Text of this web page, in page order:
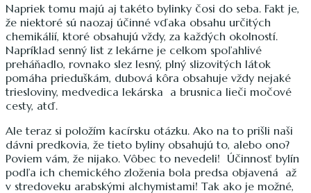
Napriek tomu majú aj takéto bylinky čosi do seba. Fakt je,
že niektoré sú naozaj účinné vďaka obsahu určitých
chemikálií, ktoré obsahujú vždy, za každých okolností.
Napríklad senný list z lekárne je celkom spoľahlivé
preháňadlo, rovnako slez lesný, plný slizovitých látok
pomáha prieduškám, dubová kôra obsahuje vždy nejaké
triesloviny, medvedica lekárska a brusnica lieči močové
cesty, atď.
Ale teraz si položím kacírsku otázku. Ako na to prišli naši
dávni predkovia, že tieto byliny obsahujú to, alebo ono?
Poviem vám, že nijako. Vôbec to nevedeli! Účinnosť bylín
podľa ich chemického zloženia bola predsa objavená až
v stredoveku arabskými alchymistami! Tak ako je možné,